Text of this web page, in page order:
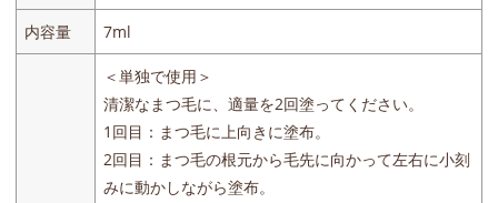
内容量 7ml
＜単独で使用＞
清潔なまつ毛に、適量を2回塗ってください。
1回目：まつ毛に上向きに塗布。
2回目：まつ毛の根元から毛先に向かって左右に小刻
みに動かしながら塗布。